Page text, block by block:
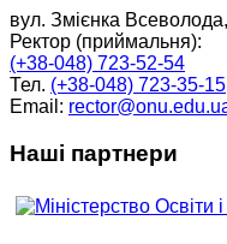
вул. Змієнка
Ректор (приймальня):
(+38-048) 723-52-54
Тел. (+38-048) 723-35-15
Email:
Наші партнери